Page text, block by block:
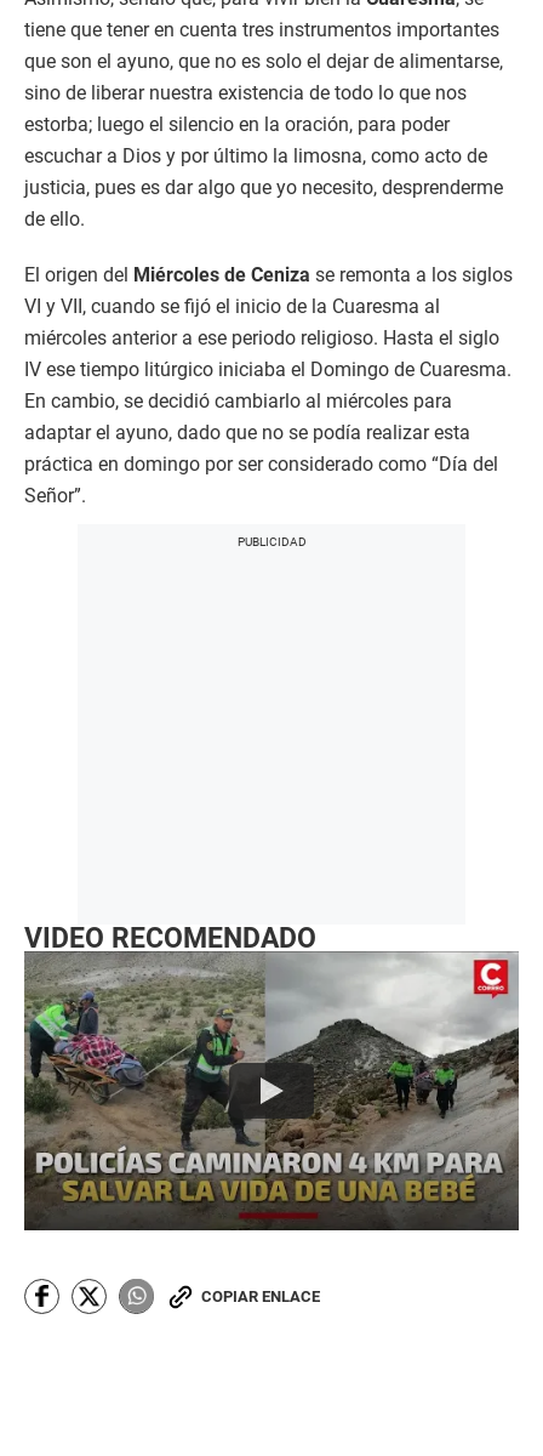
tiene que tener en cuenta tres instrumentos importantes
que son el ayuno, que no es solo el dejar de alimentarse,
sino de liberar nuestra existencia de todo lo que nos
estorba; luego el silencio en la oración, para poder
escuchar a Dios y por último la limosna, como acto de
justicia, pues es dar algo que yo necesito, desprenderme
de ello.
El origen del Miércoles de Ceniza se remonta a los siglos
VI y VII, cuando se fijó el inicio de la Cuaresma al
miércoles anterior a ese periodo religioso. Hasta el siglo
IV ese tiempo litúrgico iniciaba el Domingo de Cuaresma.
En cambio, se decidió cambiarlo al miércoles para
adaptar el ayuno, dado que no se podía realizar esta
práctica en domingo por ser considerado como “Día del
Señor”.
VIDEO RECOMENDADO
COPIAR ENLACE